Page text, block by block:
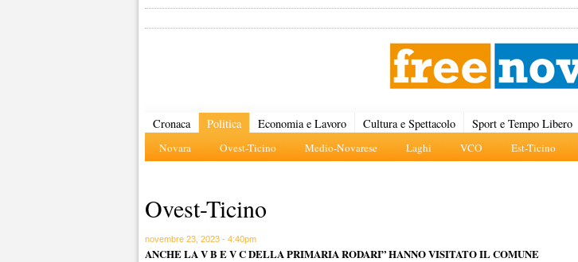
Cronaca Politica
Novara Ovest-Ticino Medio-Novarese Laghi VCO Est-Ticino
Economia e Lavoro Cultura e Spettacolo Sport e Tempo Libero
Ovest-Ticino
novembre 23, 2023 - 4:40pm
ANCHE LA V B E V C DELLA PRIMARIA RODARI” HANNO VISITATO IL COMUNE